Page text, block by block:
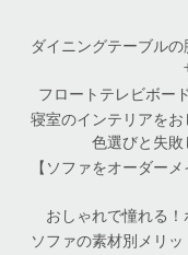
ダイニングテーブル
フロートテレビボー
寝室のインテリアを
色選びと失
【ソファをオーダー
おしゃれで憧れる
ソファの素材別メリ